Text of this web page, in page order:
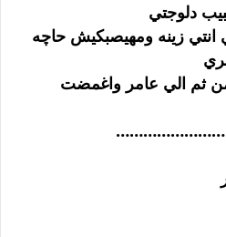
دلوجتي
زينه ومهيصبكيش حاچه
ثم الي عامر واغمضت